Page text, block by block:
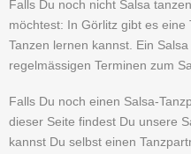
Falls Du noch nicht Salsa
möchtest: In Görlitz gibt es eine
Tanzen lernen kannst. Ein
regelmässigen Terminen zum
Falls Du noch einen Salsa-
dieser Seite findest Du unsere
kannst Du selbst einen